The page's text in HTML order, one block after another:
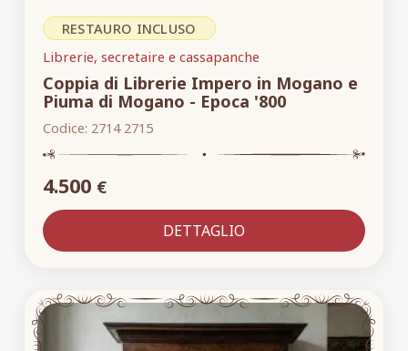
RESTAURO INCLUSO
Librerie, secretaire e cassapanche
Coppia di Librerie Impero in Mogano e
Piuma di Mogano - Epoca '800
Codice: 2714 2715
4.500 €
DETTAGLIO